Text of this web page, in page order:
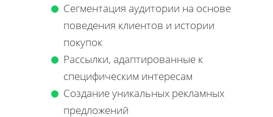
Сегментация аудитории на основе
поведения клиентов и истории
покупок
Рассылки, адаптированные к
специфическим интересам
Создание уникальных рекламных
предложений